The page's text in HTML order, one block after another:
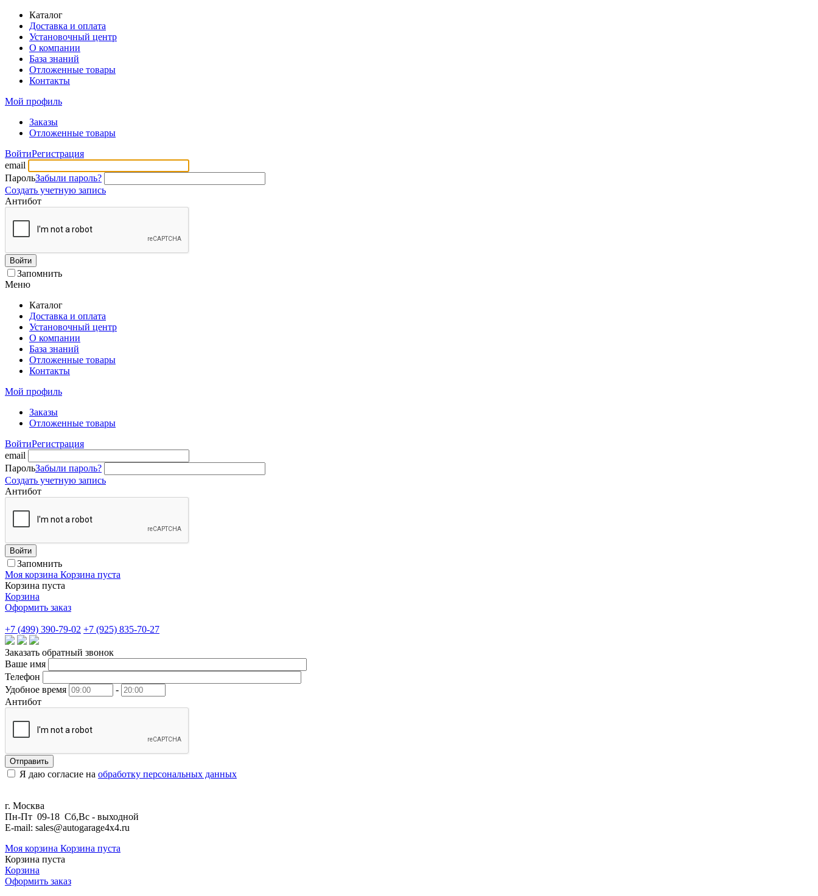
Каталог
Доставка и оплата
Установочный центр
О компании
База знаний
Отложенные товары
Контакты
Мой профиль
Заказы
Отложенные товары
ВойтиРегистрация
email
ПарольЗабыли пароль?
Создать учетную запись
Антибот
Войти
Запомнить
Меню
Каталог
Доставка и оплата
Установочный центр
О компании
База знаний
Отложенные товары
Контакты
Мой профиль
Заказы
Отложенные товары
ВойтиРегистрация
email
ПарольЗабыли пароль?
Создать учетную запись
Антибот
Войти
Запомнить
Моя корзина Корзина пуста
Корзина пуста
Корзина
Оформить заказ
+7 (499) 390-79-02 +7 (925) 835-70-27
Заказать обратный звонок
Ваше имя
Телефон
Удобное время
-
Антибот
Отправить
Я даю согласие на обработку персональных данных
г. Москва
Пн-Пт 09-18 Сб,Вс - выходной
E-mail: sales@autogarage4x4.ru
Моя корзина Корзина пуста
Корзина пуста
Корзина
Оформить заказ